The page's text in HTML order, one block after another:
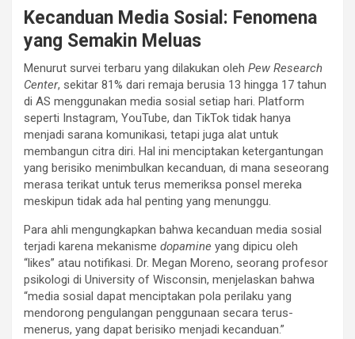
Kecanduan Media Sosial: Fenomena
yang Semakin Meluas
Menurut survei terbaru yang dilakukan oleh Pew Research
Center, sekitar 81% dari remaja berusia 13 hingga 17 tahun
di AS menggunakan media sosial setiap hari. Platform
seperti Instagram, YouTube, dan TikTok tidak hanya
menjadi sarana komunikasi, tetapi juga alat untuk
membangun citra diri. Hal ini menciptakan ketergantungan
yang berisiko menimbulkan kecanduan, di mana seseorang
merasa terikat untuk terus memeriksa ponsel mereka
meskipun tidak ada hal penting yang menunggu.
Para ahli mengungkapkan bahwa kecanduan media sosial
terjadi karena mekanisme dopamine yang dipicu oleh
“likes” atau notifikasi. Dr. Megan Moreno, seorang profesor
psikologi di University of Wisconsin, menjelaskan bahwa
“media sosial dapat menciptakan pola perilaku yang
mendorong pengulangan penggunaan secara terus-
menerus, yang dapat berisiko menjadi kecanduan.”